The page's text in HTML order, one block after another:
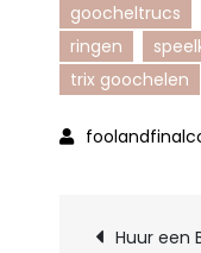
goocheltrucs
ringen
trix goochelen
Huur een